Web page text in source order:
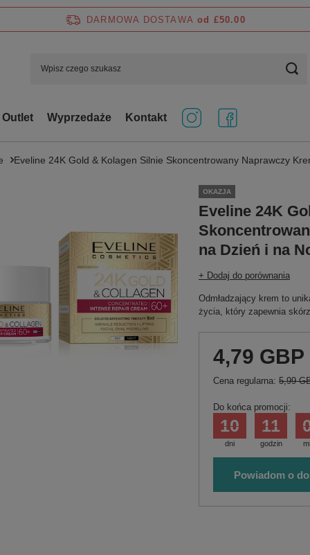
DARMOWA DOSTAWA od £50.00
Outlet Wyprzedaże Kontakt
Eveline 24K Gold & Kolagen Silnie Skoncentrowany Naprawczy
OKAZJA
Eveline 24K
na Dzień i na
+ Dodaj do porównania
Odmładzający krem to
życia, który zapewnia
4,79 GBP
Cena regularna: 5,99
Do końca promocji:
dni
10
godzin
11
Powiadom o